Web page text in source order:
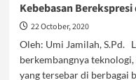
Kebebasan
22 October, 2020
Oleh: Umi Jamilah, S.Pd.
berkembangnya
yang tersebar di berbagai